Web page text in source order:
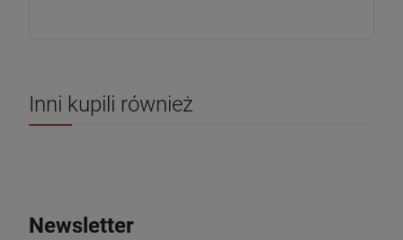
Inni kupili również
Newsletter